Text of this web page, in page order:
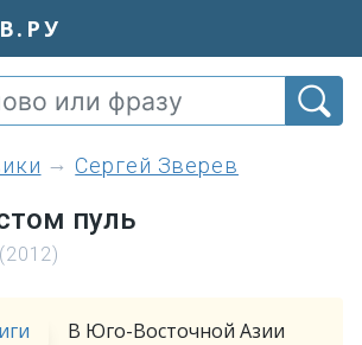
Сергей Зверев
пуль
В Юго-Восточной Азии